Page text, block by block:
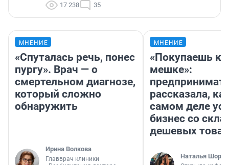
17 238 35
МНЕНИЕ
«Спуталась речь, понес
пургу». Врач — о
смертельном диагнозе,
который сложно
обнаружить
Ирина Волкова
Главврач клиники
МНЕНИЕ
«Покупаешь
мешке»:
рассказала,
самом деле
бизнес со
дешевых
Наталья